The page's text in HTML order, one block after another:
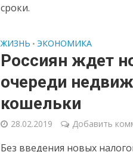
сроки.
ЖИЗНЬ • ЭКОНОМИКА
Россиян ждет
очереди
кошельки
28.02.2019 Добавить
Без введения новых